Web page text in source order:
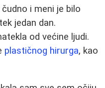
i meni je bilo
jedan dan.
od većine ljudi.
plastičnog hirurga, kao